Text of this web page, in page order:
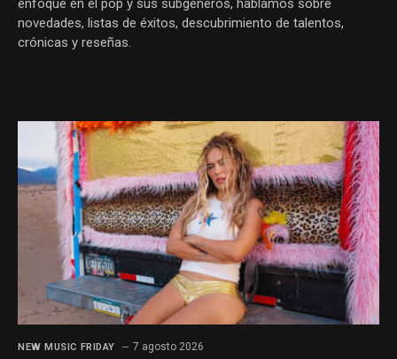
enfoque en el pop y sus subgéneros, hablamos sobre
novedades, listas de éxitos, descubrimiento de talentos,
crónicas y reseñas.
NEW MUSIC FRIDAY 7 agosto 2026